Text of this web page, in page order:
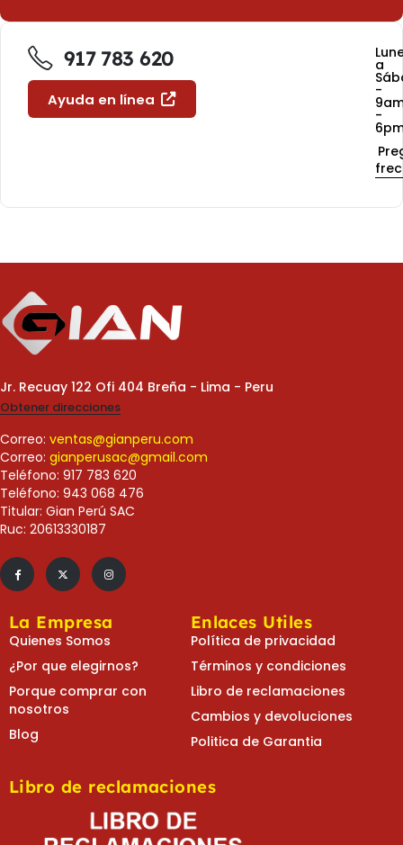
917 783 620
Ayuda en línea
a
-
-
Jr. Recuay 122 Ofi 404 Breña - Lima - Peru
Obtener direcciones
Correo: ventas@gianperu.com
Correo: gianperusac@gmail.com
Teléfono: 917 783 620
Teléfono: 943 068 476
Titular: Gian Perú SAC
Ruc: 20613330187
La Empresa
Quienes Somos
¿Por que elegirnos?
Porque comprar con
nosotros
Blog
Enlaces Utiles
Política de privacidad
Términos y condiciones
Libro de reclamaciones
Cambios y devoluciones
Politica de Garantia
Libro de reclamaciones